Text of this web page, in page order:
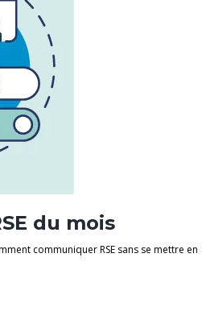
du mois
communiquer RSE sans se mettre en